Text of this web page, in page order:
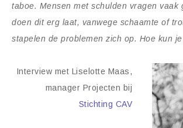
taboe. Mensen met schulden vragen vaak
doen dit erg laat, vanwege schaamte of
stapelen de problemen zich op. Hoe kun
Interview met Liselotte Maas,
manager Projecten bij
Stichting CAV